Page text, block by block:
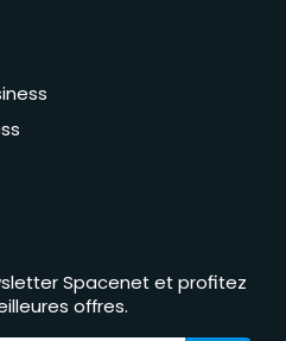
Spacenet et profitez
offres.